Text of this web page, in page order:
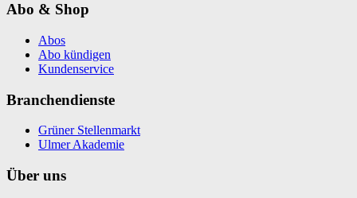
Abo & Shop
Abos
Abo kündigen
Kundenservice
Branchendienste
Grüner Stellenmarkt
Ulmer Akademie
Über uns